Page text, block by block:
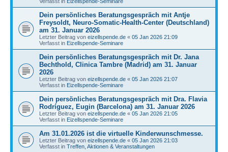
Dein persönliches Beratungsgespräch mit Antje
Freysoldt, Neuro-Somatic-Health-Center (Deutschland)
am 31. Januar 2026
Letzter Beitrag von eizellspende.de « 05 Jan 2026 21:09
Verfasst in Eizellspende-Seminare
Dein persönliches Beratungsgespräch mit Dr. Jana
Bechthold, Clinica Tambre (Madrid) am 31. Januar
2026
Letzter Beitrag von eizellspende.de « 05 Jan 2026 21:07
Verfasst in Eizellspende-Seminare
Dein persönliches Beratungsgespräch mit Dra. Flavia
Rodríguez, Eugin (Barcelona) am 31. Januar 2026
Letzter Beitrag von eizellspende.de « 05 Jan 2026 21:05
Verfasst in Eizellspende-Seminare
Am 31.01.2026 ist die virtuelle Kinderwunschmesse.
Letzter Beitrag von eizellspende.de « 05 Jan 2026 21:03
Verfasst in Treffen, Aktionen & Veranstaltungen